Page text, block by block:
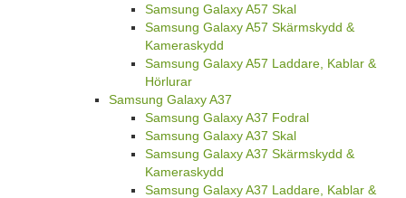
Samsung Galaxy A57 Skal
Samsung Galaxy A57 Skärmskydd &
Kameraskydd
Samsung Galaxy A57 Laddare, Kablar &
Hörlurar
Samsung Galaxy A37
Samsung Galaxy A37 Fodral
Samsung Galaxy A37 Skal
Samsung Galaxy A37 Skärmskydd &
Kameraskydd
Samsung Galaxy A37 Laddare, Kablar &